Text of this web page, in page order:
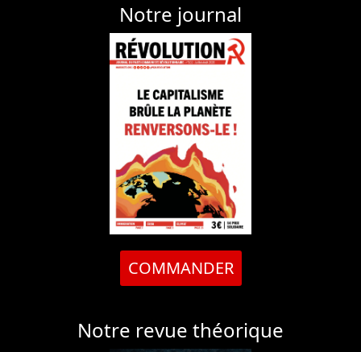
Notre journal
COMMANDER
Notre revue théorique